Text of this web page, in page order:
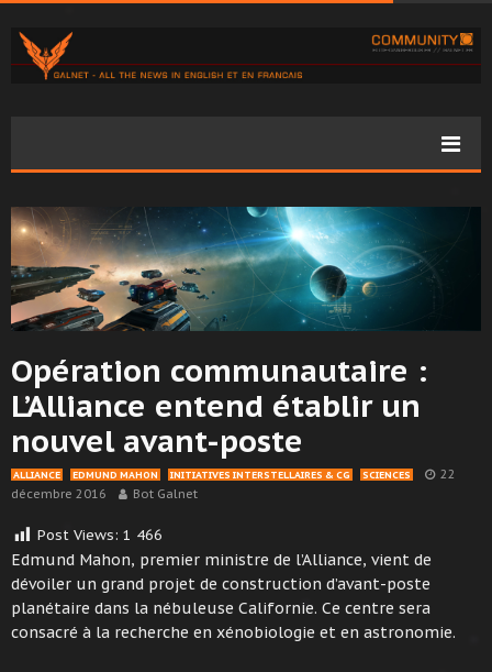
Opération communautaire :
L’Alliance entend établir un
nouvel avant-poste
ALLIANCE EDMUND MAHON INITIATIVES INTERSTELLAIRES & CG SCIENCES
22
décembre 2016
Bot Galnet
Post Views: 1 466
Edmund Mahon, premier ministre de l’Alliance, vient de
dévoiler un grand projet de construction d’avant-poste
planétaire dans la nébuleuse Californie. Ce centre sera
consacré à la recherche en xénobiologie et en astronomie.